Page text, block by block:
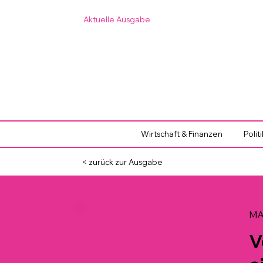
Aktuelle Ausgabe
Wirtschaft & Finanzen
< zurück zur Ausgabe